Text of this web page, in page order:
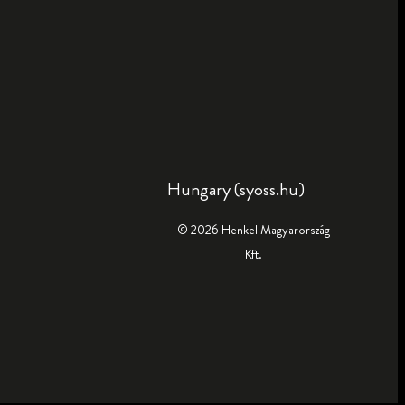
Hungary (syoss.hu)
© 2026 Henkel Magyarország
Kft.